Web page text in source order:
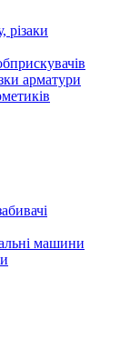
різаки
арматури
машини